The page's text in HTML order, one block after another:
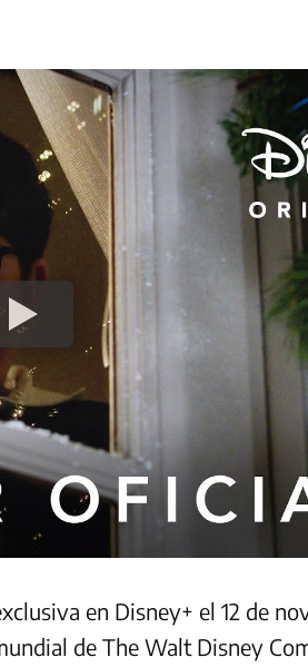
en Disney+ el 12 de
de The Walt Disney